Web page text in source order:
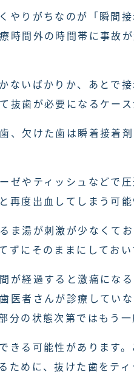
やりがちなのが「瞬間
時間外の時間帯に事故
ないばかりか、あとで
歯が必要になるケース
欠けた歯は瞬着接着
ゼやティッシュなどで
度出血してしまう可能
ま湯が刺激が少なくて
にそのままにしておい
が経過すると激痛にな
医者さんが診療してい
の状態次第ではもう
きる可能性があります
ために、抜けた歯をテ